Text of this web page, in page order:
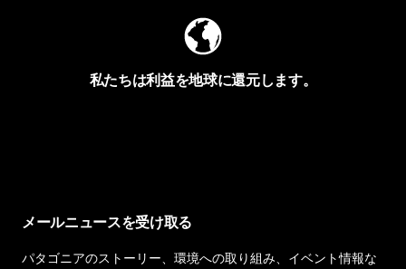
私たちは利益を地球に還元します。
メールニュースを受け取る
パタゴニアのストーリー、環境への取り組み、イベント情報な